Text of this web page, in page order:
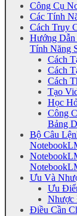
Công Cụ
Các Tính
Cách Truy
Hướng
Tính Năng
Cách
Cách
Cách
Tạo
Học
Công
Bảng
Bộ Câu
Ưu Và
Ưu
Nhược
Điều Cần